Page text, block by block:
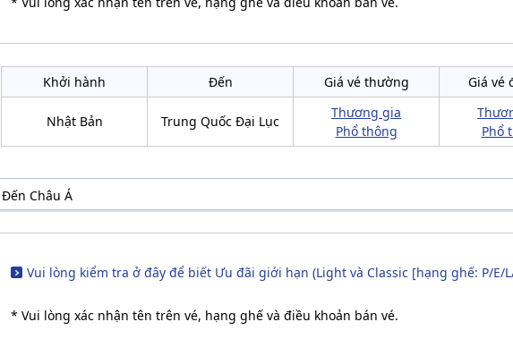
Khởi hành Đến Giá vé thường Giá vé
Nhật Bản Trung Quốc Đại Lục
Thương gia
Phổ thông
Phổ
Đến Châu Á
Vui lòng kiểm tra ở đây để biết Ưu đãi giới hạn (Light và Classic [hạng ghế: P/E/
* Vui lòng xác nhận tên trên vé, hạng ghế và điều khoản bán vé.